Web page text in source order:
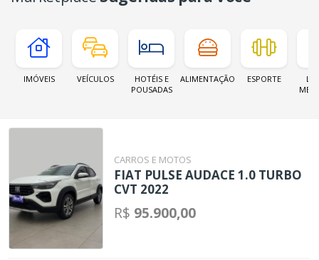
IMÓVEIS VEÍCULOS
HOTÉIS E
POUSADAS
ALIMENTAÇÃO ESPORTE
CARROS E MOTOS
FIAT PULSE AUDACE 1.0 TURBO
CVT 2022
R$ 95.900,00